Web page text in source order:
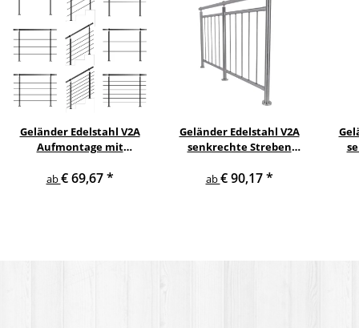
Geländer Edelstahl V2A
Aufmontage mit
Querstreben
ab€ 69,67*
Geländer Edelstahl V2A
senkrechte Streben
ab€ 90,17*